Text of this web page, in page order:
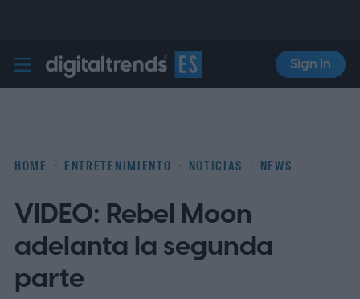
Digital Trends Español
Sign In
HOME ENTRETENIMIENTO NOTICIAS NEWS
VIDEO: Rebel Moon
adelanta la segunda
parte